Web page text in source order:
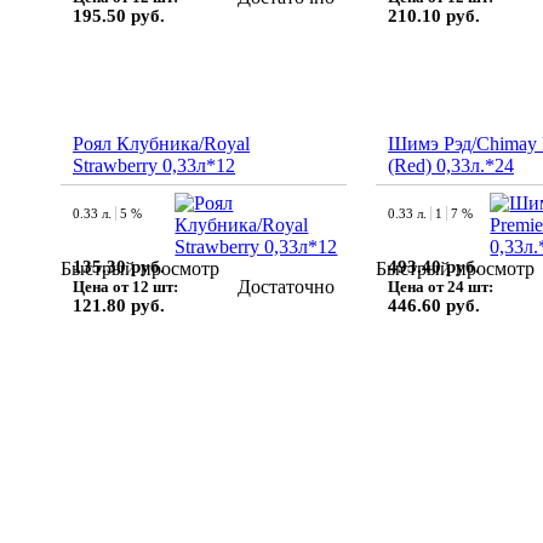
195.50 руб. 210.10 руб.
Роял Клубника/Royal
Strawberry 0,33л*12
Быстрый просмотр
0.33 л. 5 %
135.30 руб.
Цена от 12 шт:
121.80 руб.
Достаточно
Шимэ Рэд/Chimay
(Red) 0,33л.*24
Быстрый просмотр
0.33 л. 1 7 %
493.40 руб.
Цена от 24 шт:
446.60 руб.